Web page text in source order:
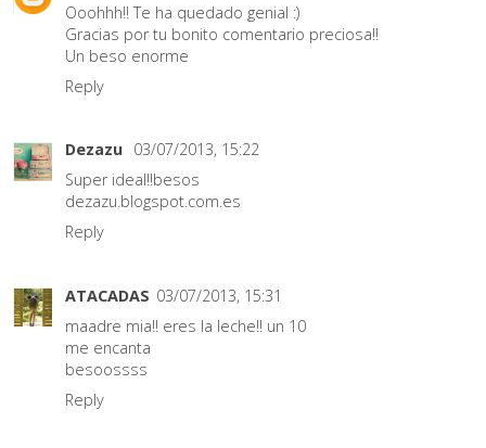
Ooohhh!! Te ha quedado genial :)
Gracias por tu bonito comentario preciosa!!
Un beso enorme
Reply
Dezazu 03/07/2013, 15:22
Super ideal!!besos
dezazu.blogspot.com.es
Reply
ATACADAS 03/07/2013, 15:31
maadre mia!! eres la leche!! un 10
me encanta
besoossss
Reply